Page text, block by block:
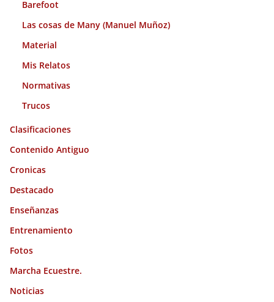
Barefoot
Las cosas de Many (Manuel Muñoz)
Material
Mis Relatos
Normativas
Trucos
Clasificaciones
Contenido Antiguo
Cronicas
Destacado
Enseñanzas
Entrenamiento
Fotos
Marcha Ecuestre.
Noticias